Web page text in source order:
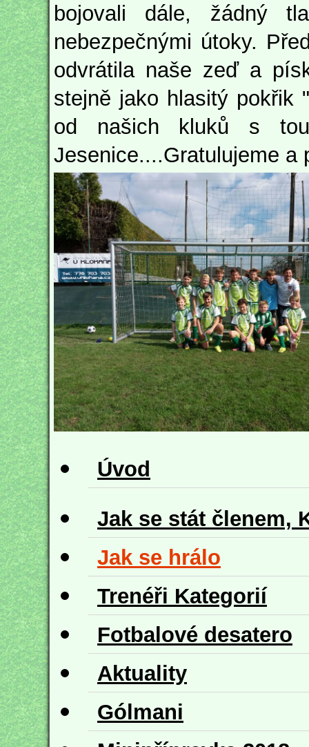
bojovali dále, žádný
nebezpečnými útoky.
odvrátila naše zeď a
stejně jako hlasitý pokřik
od našich kluků s
Jesenice....Gratulujeme a
Úvod
Jak se stát členem,
Jak se hrálo
Trenéři Kategorií
Fotbalové desatero
Aktuality
Gólmani